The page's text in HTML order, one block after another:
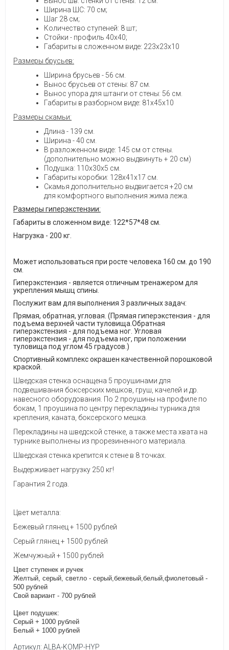
Ширина ШС: 70 см;
Шаг 28 см;
Количество ступеней: 8 шт;
Стойки - профиль 40х40;
Габариты в сложенном виде: 223х23х10
Размеры брусьев:
Ширина брусьев - 56 см.
Вынос брусьев от стены: 87 см.
Вынос упора для штанги от стены: 56 см.
Габариты в разборном виде: 81х45х10
Размеры скамьи:
Длина - 139 см.
Ширина - 40 см.
В разложенном виде: 145 см от стены.
(дополнительно можно выдвинуть + 20 см)
Подушка: 110х30х5 см.
Габариты коробки: 128х41х17 см.
Скамья дополнительно выдвигается +20 см
для комфортного выполнения жима лежа.
Размеры гиперэкстензии:
Габариты в сложенном виде: 122*57*48 см.
Нагрузка - 200 кг.
Может использоваться при росте человека 160 см. до 190
см.
Гиперэкстензия - является отличным тренажером для
укрепления мышц спины.
Послужит вам для выполнения 3 различных задач:
Прямая, обратная, угловая. (Прямая гиперэкстензия - для
подъема верхней части туловища.Обратная
гиперэкстензия - для подъема ног. Угловая
гиперэкстензия - для подъема ног, при положении
туловища под углом 45 градусов.)
Спортивный комплекс окрашен качественной порошковой
краской.
Шведская стенка оснащена 5 проушинами для
подвешивания боксерских мешков, груш, качелей и др.
навесного оборудования. По 2 проушины на профиле по
бокам, 1 проушина по центру перекладины турника для
крепления, каната, боксерского мешка.
Перекладины на шведской стенке, а также места хвата на
турнике выполнены из прорезиненного материала.
Шведская стенка крепится к стене в 8 точках.
Выдерживает нагрузку 250 кг!
Гарантия 2 года.
Цвет металла:
Бежевый глянец + 1500 рублей
Серый глянец + 1500 рублей
Жемчужный + 1500 рублей
Цвет ступенек и ручек
Желтый, серый, светло - серый,бежевый,белый,фиолетовый -
500 рублей
Свой вариант - 700 рублей
Цвет подушек:
Серый + 1000 рублей
Белый + 1000 рублей
Артикул: ALBA-KOMP-HYP